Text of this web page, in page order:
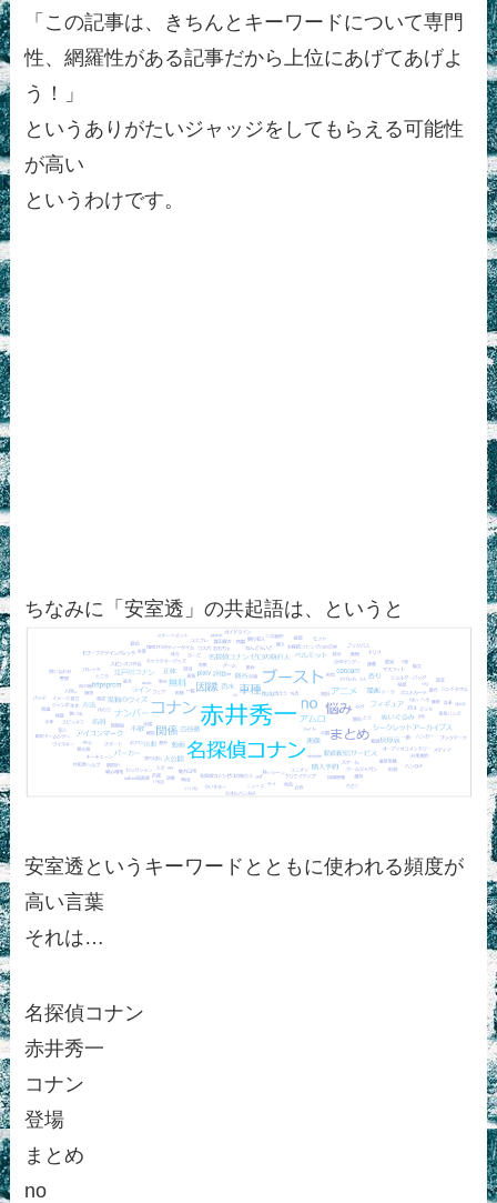
「この記事は、きちんとキーワードについて専門
性、網羅性がある記事だから上位にあげてあげよ
う！」
というありがたいジャッジをしてもらえる可能性
が高い
というわけです。
ちなみに「安室透」の共起語は、というと
安室透というキーワードとともに使われる頻度が
高い言葉
それは…
名探偵コナン
赤井秀一
コナン
登場
まとめ
no